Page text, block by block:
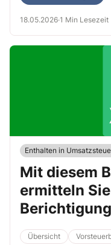
18.05.2026·1 Min Lesezeit
Enthalten in
Mit diesem
ermitteln
Übersicht